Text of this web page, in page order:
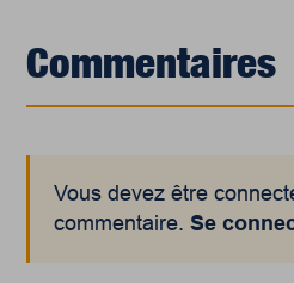
Commentaires
Vous devez être
commentaire.Se